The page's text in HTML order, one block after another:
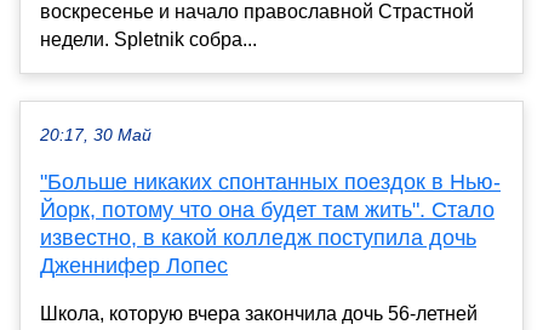
воскресенье и начало православной Страстной
недели. Spletnik собра...
20:17, 30 Май
"Больше никаких спонтанных поездок в Нью-
Йорк, потому что она будет там жить". Стало
известно, в какой колледж поступила дочь
Дженнифер Лопес
Школа, которую вчера закончила дочь 56-летней